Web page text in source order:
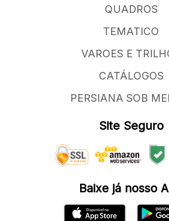
QUADROS
TEMATICO
VAROES E
CATÁLOGOS
PERSIANA SOB
Site Seguro
Baixe já nosso